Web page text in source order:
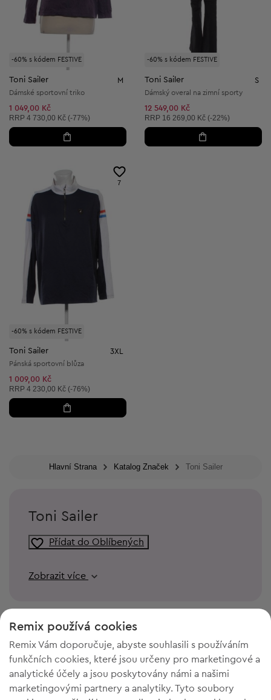
-60% s kódem FESTIVE
Toni Sailer M
Dámské sportovní triko
1 049,00 Kč
Doporučená cena:
RRP 4 730,00 Kč (-77%)
-60% s kódem FESTIVE
Toni Sailer S
Dámský overal na zimní sporty
12 549,00 Kč
Doporučená cena:
RRP 16 269,00 Kč (-22%)
-60% s kódem FESTIVE
7
Toni Sailer 3XL
Pánská sportovní blůza
1 009,00 Kč
Doporučená cena:
RRP 4 230,00 Kč (-76%)
Hlavní Strana Katalog Značek Toni Sailer
Toni Sailer
Přídat do Oblíbených
Zobrazit více
Remix používá cookies
Remix Vám doporučuje, abyste souhlasili s používáním
funkčních cookies, které jsou určeny pro marketingové a
analytické účely a jsou poskytovány námi a našimi
marketingovými partnery a analytiky. Tyto soubory